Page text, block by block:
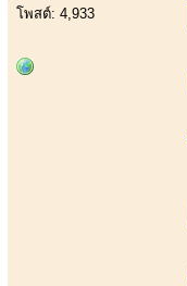
โพสต์: 4,933